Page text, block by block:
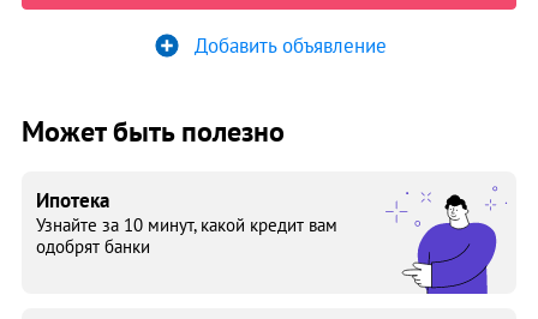
Добавить объявление
Может быть полезно
Ипотека
Узнайте за 10 минут, какой кредит вам
одобрят банки